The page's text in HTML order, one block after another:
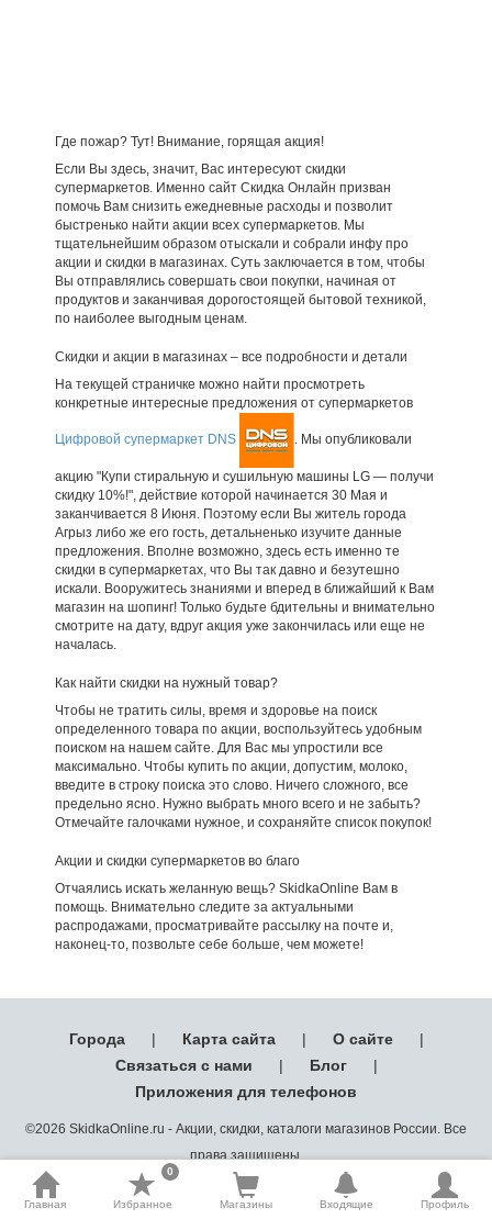
Где пожар? Тут! Внимание, горящая акция!
Если Вы здесь, значит, Вас интересуют скидки
супермаркетов. Именно сайт Скидка Онлайн призван
помочь Вам снизить ежедневные расходы и позволит
быстренько найти акции всех супермаркетов. Мы
тщательнейшим образом отыскали и собрали инфу про
акции и скидки в магазинах. Суть заключается в том, чтобы
Вы отправлялись совершать свои покупки, начиная от
продуктов и заканчивая дорогостоящей бытовой техникой,
по наиболее выгодным ценам.
Скидки и акции в магазинах – все подробности и детали
На текущей страничке можно найти просмотреть
конкретные интересные предложения от супермаркетов
Цифровой супермаркет DNS . Мы опубликовали
акцию "Купи стиральную и сушильную машины LG — получи
скидку 10%!", действие которой начинается 30 Мая и
заканчивается 8 Июня. Поэтому если Вы житель города
Агрыз либо же его гость, детальненько изучите данные
предложения. Вполне возможно, здесь есть именно те
скидки в супермаркетах, что Вы так давно и безутешно
искали. Вооружитесь знаниями и вперед в ближайший к Вам
магазин на шопинг! Только будьте бдительны и внимательно
смотрите на дату, вдруг акция уже закончилась или еще не
началась.
Как найти скидки на нужный товар?
Чтобы не тратить силы, время и здоровье на поиск
определенного товара по акции, воспользуйтесь удобным
поиском на нашем сайте. Для Вас мы упростили все
максимально. Чтобы купить по акции, допустим, молоко,
введите в строку поиска это слово. Ничего сложного, все
предельно ясно. Нужно выбрать много всего и не забыть?
Отмечайте галочками нужное, и сохраняйте список покупок!
Акции и скидки супермаркетов во благо
Отчаялись искать желанную вещь? SkidkaOnline Вам в
помощь. Внимательно следите за актуальными
распродажами, просматривайте рассылку на почте и,
наконец-то, позвольте себе больше, чем можете!
Города | Карта сайта | О сайте
|
Связаться с нами
| Блог
|
Приложения для телефонов
©2026 SkidkaOnline.ru - Акции, скидки, каталоги магазинов России. Все
права защищены.
Главная Избранное
0
Магазины Входящие Профиль